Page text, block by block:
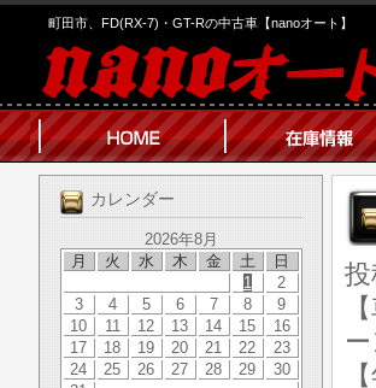
町田市、FD(RX-7)・GT-Rの中古車【nanoオート】
カレンダー
2026年8月
月
火 水 木 金 土 日
1
2
3
4 5 6 7 8
9
10
11 12 13 14 15
16
17
18 19 20 21 22
23
24
25 26 27 28 29
30
投